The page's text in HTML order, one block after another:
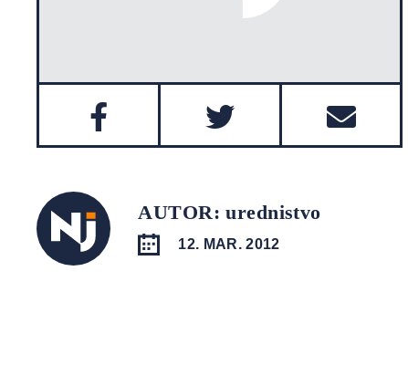
AUTOR: urednistvo
12. MAR. 2012